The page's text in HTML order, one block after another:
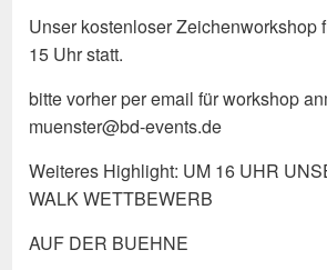
Unser kostenloser Zeichenworkshop
15 Uhr statt.
bitte vorher per email für workshop
muenster@bd-events.de
Weiteres Highlight: UM 16 UHR
WALK WETTBEWERB
AUF DER BUEHNE